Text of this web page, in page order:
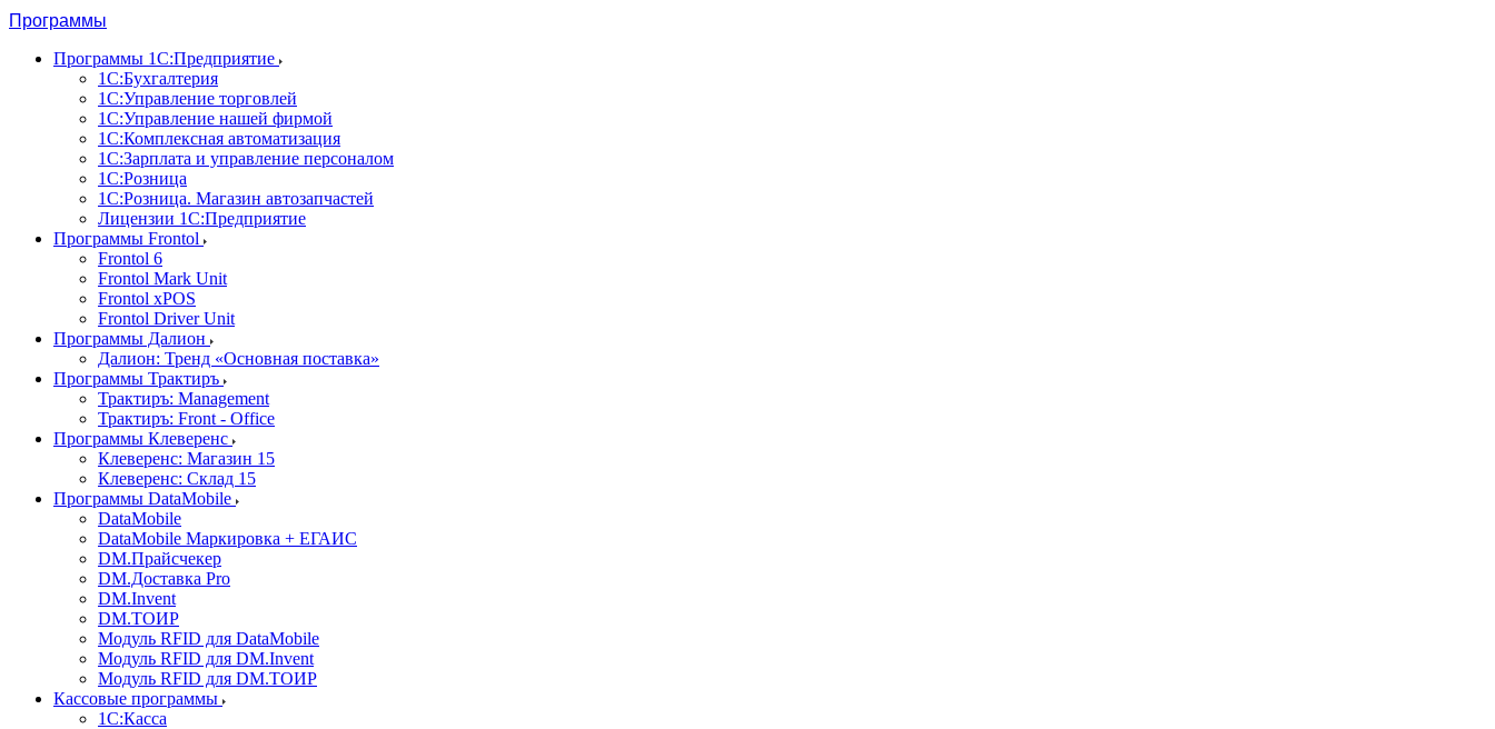
Программы
Программы 1С:Предприятие
1С:Бухгалтерия
1С:Управление торговлей
1С:Управление нашей фирмой
1С:Комплексная автоматизация
1С:Зарплата и управление персоналом
1С:Розница
1С:Розница. Магазин автозапчастей
Лицензии 1С:Предприятие
Программы Frontol
Frontol 6
Frontol Mark Unit
Frontol xPOS
Frontol Driver Unit
Программы Далион
Далион: Тренд «Основная поставка»
Программы Трактиръ
Трактиръ: Management
Трактиръ: Front - Office
Программы Клеверенс
Клеверенс: Магазин 15
Клеверенс: Склад 15
Программы DataMobile
DataMobile
DataMobile Маркировка + ЕГАИС
DM.Прайсчекер
DM.Доставка Pro
DM.Invent
DM.ТОИР
Модуль RFID для DataMobile
Модуль RFID для DM.Invent
Модуль RFID для DM.ТОИР
Кассовые программы
1С:Касса